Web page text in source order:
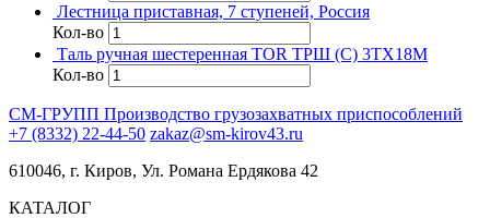
Лестница приставная, 7 ступеней, Россия
Кол-во
Таль ручная шестеренная TOR ТРШ (C) 3ТХ18М
Кол-во
СМ-ГРУПП Производство грузозахватных приспособлений
+7 (8332) 22-44-50 zakaz@sm-kirov43.ru
610046, г. Киров, Ул. Романа Ердякова 42
КАТАЛОГ